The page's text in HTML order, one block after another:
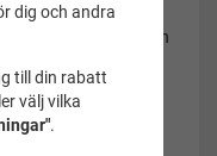
(21)
Svenska flaggan
dig och andra
till din rabatt
välj vilka
.